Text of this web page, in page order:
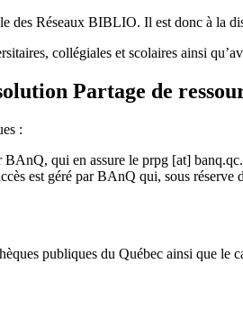
des Réseaux BIBLIO. Il est donc à la
collégiales et scolaires ainsi
Partage de
:
BAnQ, qui en assure le prpg [at]
est géré par BAnQ qui, sous
publiques du Québec ainsi que le